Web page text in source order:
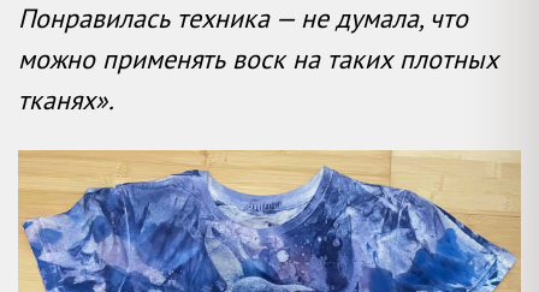
Понравилась техника — не думала, что
можно применять воск на таких плотных
тканях».